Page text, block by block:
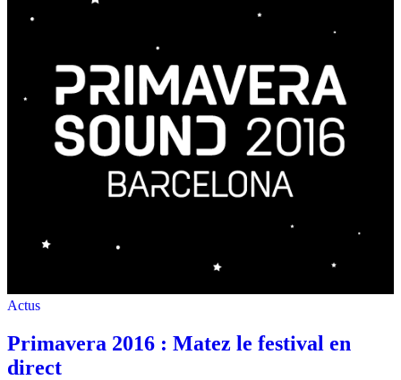
Actus
Primavera 2016 : Matez le festival en
direct